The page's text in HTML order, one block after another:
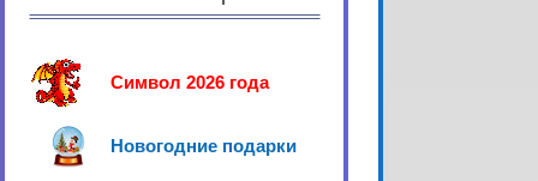
Символ 2026 года
Новогодние подарки